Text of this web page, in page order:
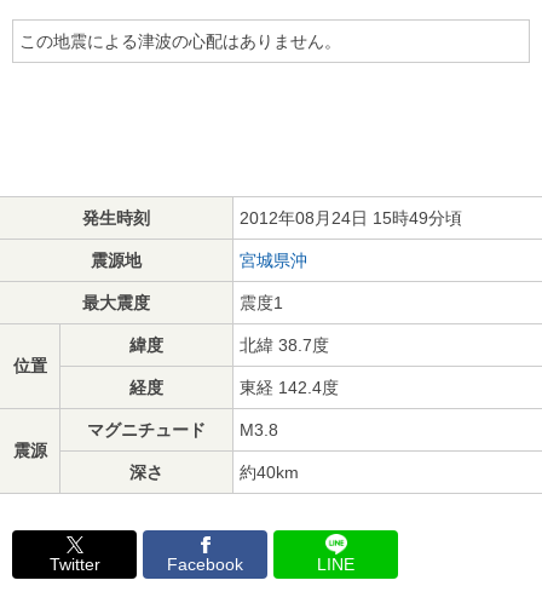
この地震による津波の心配はありません。
発生時刻 2012年08月24日 15時49分頃
震源地 宮城県沖
最大震度 震度1
位置
緯度 北緯 38.7度
経度 東経 142.4度
震源
マグニチュード M3.8
深さ 約40km
Twitter Facebook LINE